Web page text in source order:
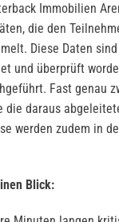
Immobilien
die den
Diese Daten
und überprüft
Fast genau
die daraus
werden zudem in
Blick: